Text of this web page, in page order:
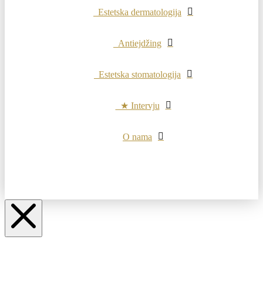
Estetska dermatologija
Antiejdžing
Estetska stomatologija
★ Intervju
O nama